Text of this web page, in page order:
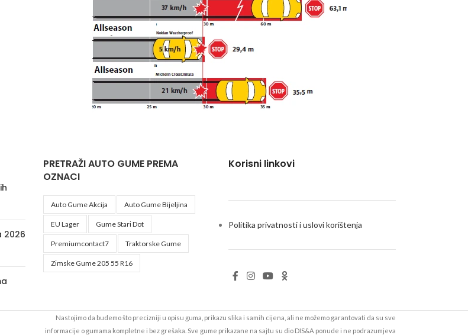
2026
PRETRAŽI AUTO GUME PREMA
OZNACI
Auto Gume Akcija Auto Gume Bijeljina
EU Lager Gume Stari Dot
Premiumcontact7 Traktorske Gume
Zimske Gume 205 55 R16
Korisni linkovi
Politika privatnosti i uslovi korištenja
Nastojimo da budemo što precizniji u opisu guma, prikazu slika i samih cijena, ali ne možemo garantovati da su sve
informacije o gumama kompletne i bez grešaka. Sve gume prikazane na sajtu su dio DIS&A ponude i ne podrazumjeva